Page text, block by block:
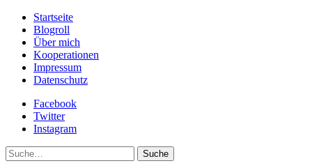
Startseite
Blogroll
Über mich
Kooperationen
Impressum
Datenschutz
Facebook
Twitter
Instagram
Suche